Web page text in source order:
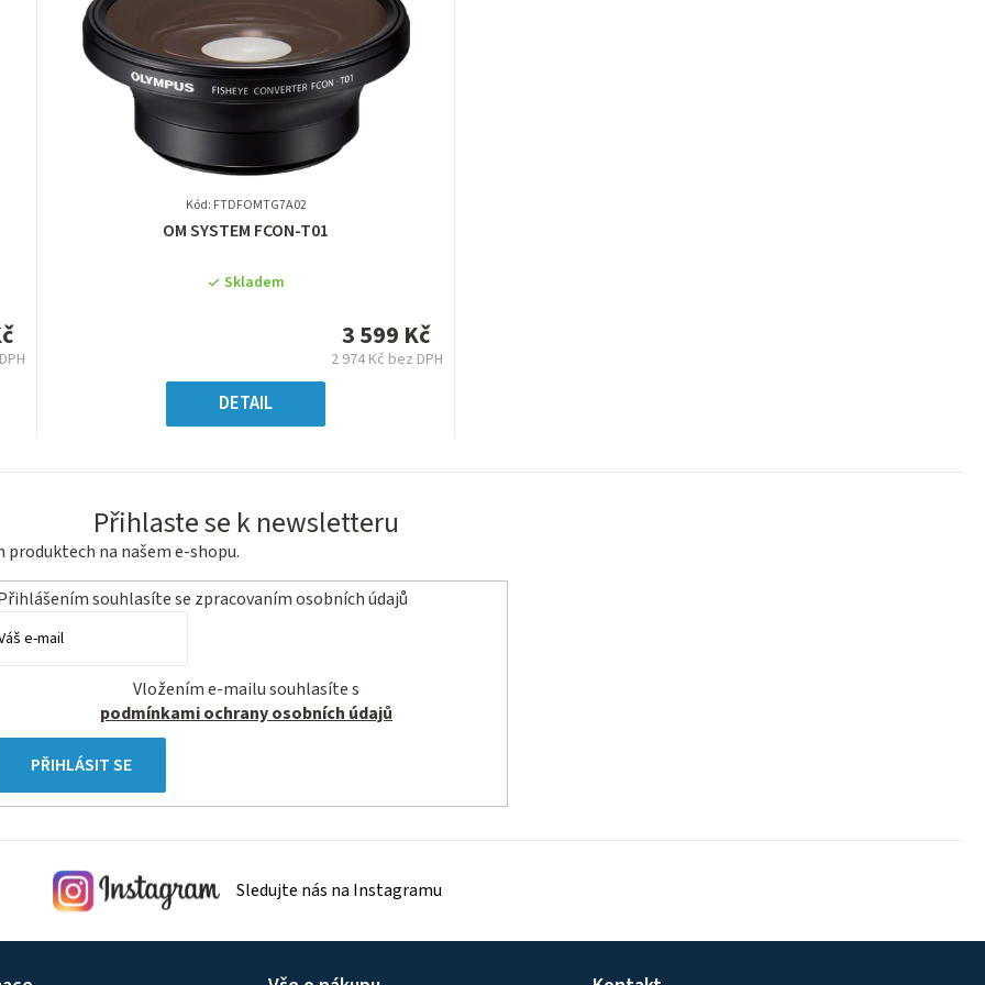
Kód: FTDFOMTG7A02
Průměrné
produktu
hvězdiček.
OM SYSTEM FCON-T01
Skladem
3 599 Kč
2 974 Kč bez DPH
DETAIL
Přihlaste se k newsletteru
na našem e-shopu.
souhlasíte se zpracovaním osobních údajů
podmínkami ochrany osobních údajů
PŘIHLÁSIT SE
Sledujte nás na Instagramu